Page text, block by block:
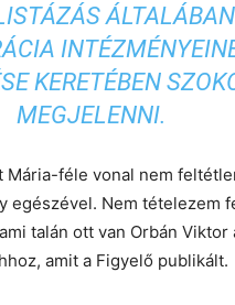
KERETÉBEN
MEGJELENNI.
Mária-féle vonal nem
egészével. Nem tételezem
talán ott van Orbán Viktor
amit a Figyelő publikált.